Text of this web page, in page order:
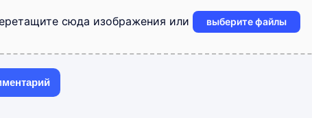
сюда изображения или выберите файлы